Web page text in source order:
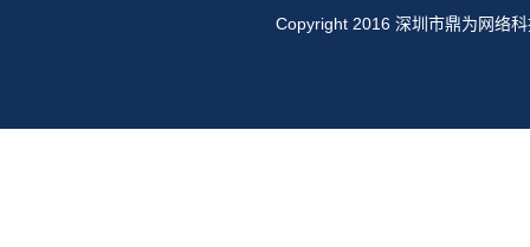
Copyright 2016 深圳市鼎为网络